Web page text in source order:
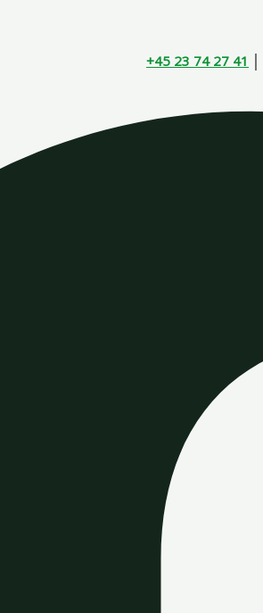
+45 23 74 27 41